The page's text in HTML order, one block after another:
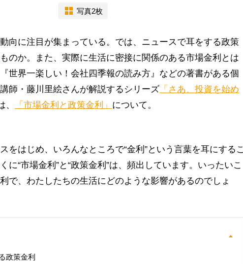
写真2枚
向に注目が集まっている。では、ニュースで耳をする政策
のか。また、実際に生活に密接に関係のある市場金利とは
世界一楽しい！会社四季報の読み方』などの著書がある個
師・藤川里絵さんが解説するシリーズ 「さあ、投資を始め
、 「市場金利と政策金利」 について。
をはじめ、いろんなところで“金利”という言葉を耳にするこ
に“市場金利”と“政策金利”は、頻出しています。いったいこ
で、わたしたちの生活にどのような影響があるのでしょ
政策金利